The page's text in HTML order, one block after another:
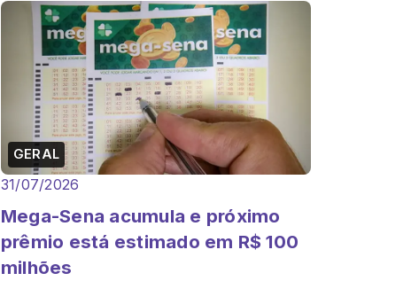
GERAL
31/07/2026
Mega-Sena acumula e próximo
prêmio está estimado em R$ 100
milhões